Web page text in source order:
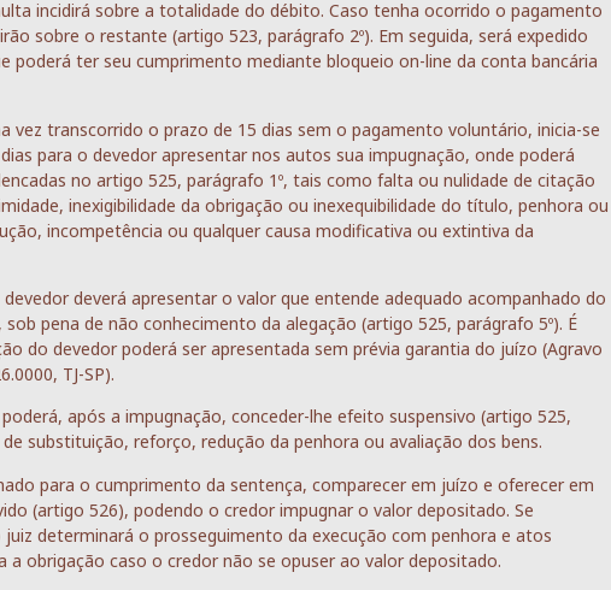
incidirá sobre a totalidade do débito. Caso tenha ocorrido o pagamento
sobre o restante (artigo 523, parágrafo 2º). Em seguida, será expedido
poderá ter seu cumprimento mediante bloqueio on-line da conta bancária
vez transcorrido o prazo de 15 dias sem o pagamento voluntário, inicia-se
para o devedor apresentar nos autos sua impugnação, onde poderá
no artigo 525, parágrafo 1º, tais como falta ou nulidade de citação
inexigibilidade da obrigação ou inexequibilidade do título, penhora ou
incompetência ou qualquer causa modificativa ou extintiva da
deverá apresentar o valor que entende adequado acompanhado do
pena de não conhecimento da alegação (artigo 525, parágrafo 5º). É
do devedor poderá ser apresentada sem prévia garantia do juízo (Agravo
TJ-SP).
após a impugnação, conceder-lhe efeito suspensivo (artigo 525,
substituição, reforço, redução da penhora ou avaliação dos bens.
para o cumprimento da sentença, comparecer em juízo e oferecer em
(artigo 526), podendo o credor impugnar o valor depositado. Se
determinará o prosseguimento da execução com penhora e atos
a obrigação caso o credor não se opuser ao valor depositado.